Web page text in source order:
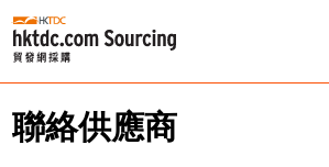
聯絡供應商